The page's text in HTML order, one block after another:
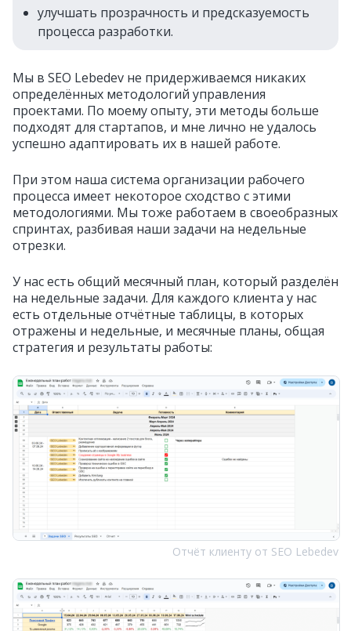
улучшать прозрачность и предсказуемость
процесса разработки.
Мы в SEO Lebedev не придерживаемся никаких
определённых методологий управления
проектами. По моему опыту, эти методы больше
подходят для стартапов, и мне лично не удалось
успешно адаптировать их в нашей работе.
При этом наша система организации рабочего
процесса имеет некоторое сходство с этими
методологиями. Мы тоже работаем в своеобразных
спринтах, разбивая наши задачи на недельные
отрезки.
У нас есть общий месячный план, который разделён
на недельные задачи. Для каждого клиента у нас
есть отдельные отчётные таблицы, в которых
отражены и недельные, и месячные планы, общая
стратегия и результаты работы:
Отчёт клиенту от SEO Lebedev